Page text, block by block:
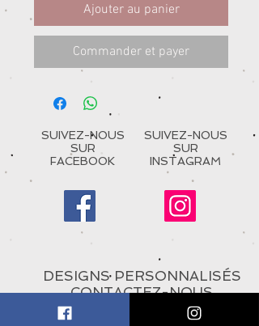
Ajouter au panier
Commander et payer
SUIVEZ-NOUS
SUR
FACEBOOK
SUIVEZ-NOUS
SUR
INSTAGRAM
DESIGNS PERSONNALISÉS
CONTACTEZ-NOUS